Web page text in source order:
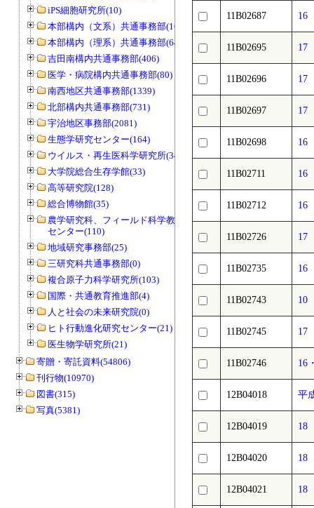
iPS細胞研究所(10)
本部構内（文系）共通事務部(165)
本部構内（理系）共通事務部(646)
吉田南構内共通事務部(406)
医学・病院構内共通事務部(80)
南西地区共通事務部(1339)
北部構内共通事務部(731)
宇治地区事務部(2081)
生態学研究センター(164)
ウイルス・再生医科学研究所(34)
大学院総合生存学館(33)
高等研究院(128)
総合博物館(35)
農学研究科、フィールド科学教育研究
センター(110)
地域研究事務部(25)
三研究科共通事務部(0)
複合原子力科学研究所(103)
国際・共通教育推進部(4)
人と社会の未来研究院(0)
ヒト行動進化研究センター(21)
医生物学研究所(21)
寄贈・寄託資料(54806)
刊行物(10970)
図書(315)
写真(5381)
11B02687 16
11B02695 17
11B02696 17
11B02697 17
11B02698 16
11B02711 16
11B02712 16
11B02726 17
11B02735 16
11B02743 10
11B02745 17
11B02746 16
12B04018 平
12B04019 18
12B04020 18
12B04021 18